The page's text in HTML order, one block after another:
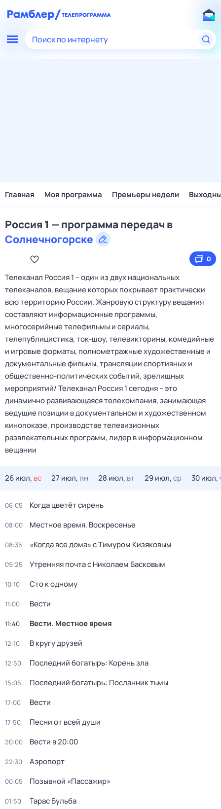
Поиск по интернету
Главная Моя программа Премьеры недели
Россия 1 — программа передач в
Солнечногорске
0
Телеканал Россия 1 – один из двух национальных
телеканалов, вещание которых покрывает практически
всю территорию России. Жанровую структуру вещания
составляют информационные программы,
многосерийные телефильмы и сериалы,
телепублицистика, ток-шоу, телевикторины, комедийные
и игровые форматы, полнометражные художественные и
документальные фильмы, трансляции спортивных и
общественно-политических событий, зрелищных
мероприятий/ Телеканал Россия 1 сегодня – это
динамично развивающаяся телекомпания, занимающая
ведущие позиции в документальном и художественном
кинопоказе, производстве телевизионных
развлекательных программ, лидер в информационном
вещании
26 июл, вс 27 июл, пн 28 июл, вт 29 июл,ср 30 июл,
06:05 Когда цветёт сирень
08:00 Местное время. Воскресенье
08:35 «Когда все дома» с Тимуром Кизяковым
09:25 Утренняя почта с Николаем Басковым
10:10 Сто к одному
11:00 Вести
11:40 Вести. Местное время
12:10 В кругу друзей
12:50 Последний богатырь: Корень зла
15:05 Последний богатырь: Посланник тьмы
17:00 Вести
17:50 Песни от всей души
20:00 Вести в 20:00
22:30 Аэропорт
00:05 Позывной «Пассажир»
01:50 Тарас Бульба